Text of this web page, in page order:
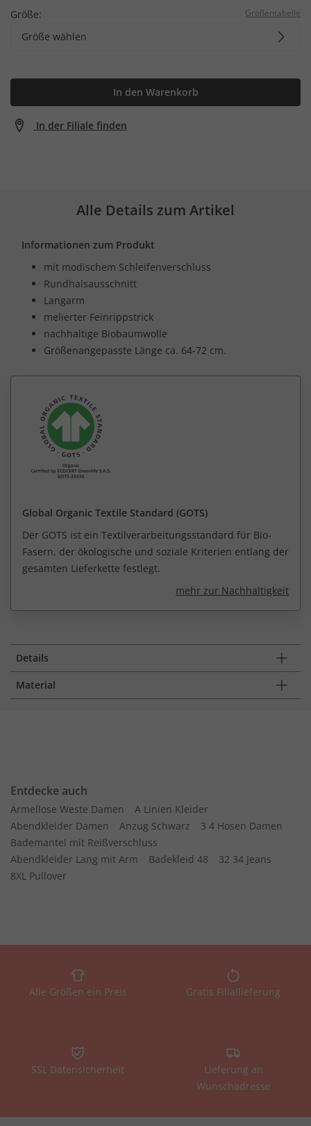
Größe: Größentabelle
Größe wählen
In den Warenkorb
In der Filiale finden
Alle Details zum Artikel
Informationen zum Produkt
mit modischem Schleifenverschluss
Rundhalsausschnitt
Langarm
melierter Feinrippstrick
nachhaltige Biobaumwolle
Größenangepasste Länge ca. 64-72 cm.
Global Organic Textile Standard (GOTS)
Der GOTS ist ein Textilverarbeitungsstandard für Bio-
Fasern, der ökologische und soziale Kriterien entlang der
gesamten Lieferkette festlegt.
mehr zur Nachhaltigkeit
Details
Material
Entdecke auch
Ärmellose Weste Damen
A Linien Kleider
Abendkleider Damen
Anzug Schwarz
3 4 Hosen Damen
Bademantel mit Reißverschluss
Abendkleider Lang mit Arm
Badekleid 48
32 34 Jeans
8XL Pullover
Alle Größen ein Preis Gratis Filiallieferung
SSL Datensicherheit
Lieferung an
Wunschadresse